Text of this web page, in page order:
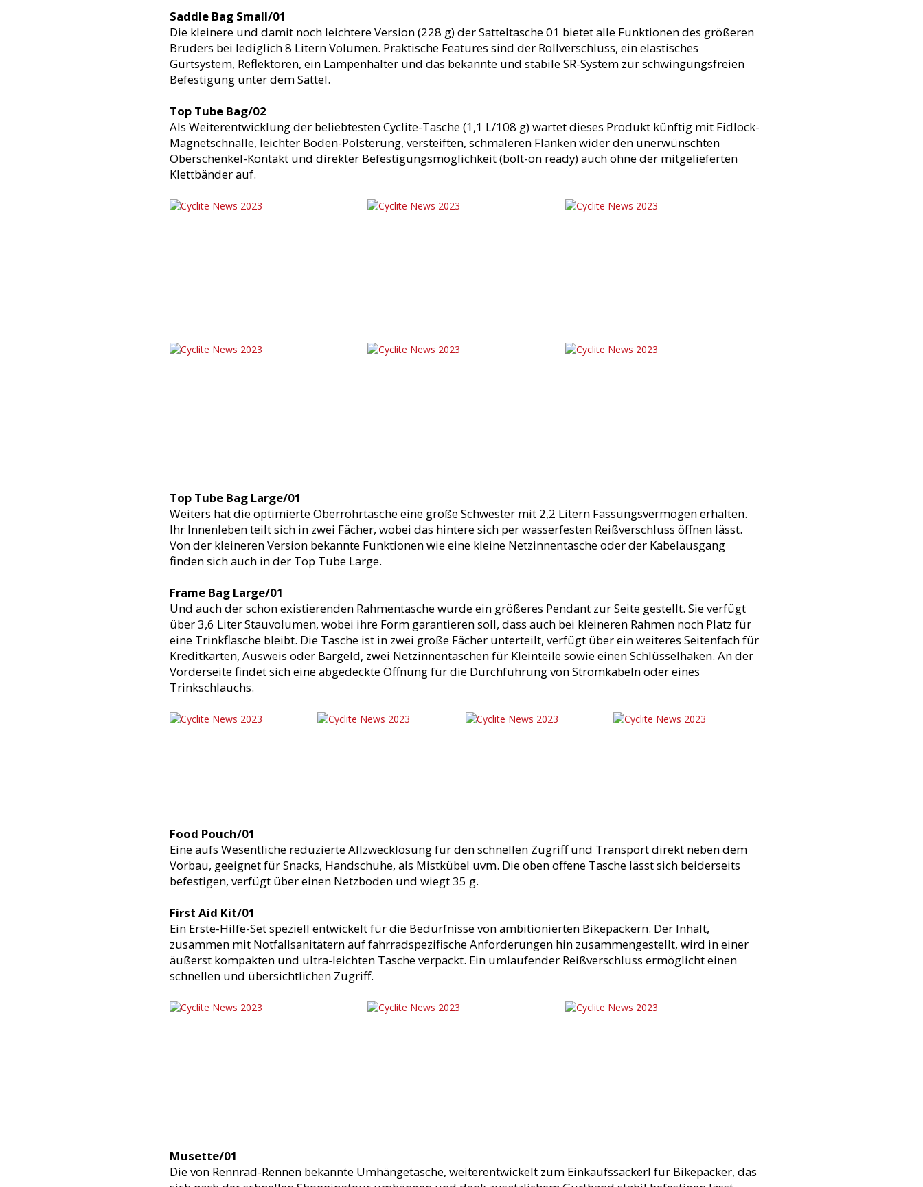
Saddle Bag Small/01
Die kleinere und damit noch leichtere Version (228 g) der Satteltasche 01 bietet alle Funktionen des größeren
Bruders bei lediglich 8 Litern Volumen. Praktische Features sind der Rollverschluss, ein elastisches
Gurtsystem, Reflektoren, ein Lampenhalter und das bekannte und stabile SR-System zur schwingungsfreien
Befestigung unter dem Sattel.
Top Tube Bag/02
Als Weiterentwicklung der beliebtesten Cyclite-Tasche (1,1 L/108 g) wartet dieses Produkt künftig mit Fidlock-
Magnetschnalle, leichter Boden-Polsterung, versteiften, schmäleren Flanken wider den unerwünschten
Oberschenkel-Kontakt und direkter Befestigungsmöglichkeit (bolt-on ready) auch ohne der mitgelieferten
Klettbänder auf.
Top Tube Bag Large/01
Weiters hat die optimierte Oberrohrtasche eine große Schwester mit 2,2 Litern Fassungsvermögen erhalten.
Ihr Innenleben teilt sich in zwei Fächer, wobei das hintere sich per wasserfesten Reißverschluss öffnen lässt.
Von der kleineren Version bekannte Funktionen wie eine kleine Netzinnentasche oder der Kabelausgang
finden sich auch in der Top Tube Large.
Frame Bag Large/01
Und auch der schon existierenden Rahmentasche wurde ein größeres Pendant zur Seite gestellt. Sie verfügt
über 3,6 Liter Stauvolumen, wobei ihre Form garantieren soll, dass auch bei kleineren Rahmen noch Platz für
eine Trinkflasche bleibt. Die Tasche ist in zwei große Fächer unterteilt, verfügt über ein weiteres Seitenfach für
Kreditkarten, Ausweis oder Bargeld, zwei Netzinnentaschen für Kleinteile sowie einen Schlüsselhaken. An der
Vorderseite findet sich eine abgedeckte Öffnung für die Durchführung von Stromkabeln oder eines
Trinkschlauchs.
Food Pouch/01
Eine aufs Wesentliche reduzierte Allzwecklösung für den schnellen Zugriff und Transport direkt neben dem
Vorbau, geeignet für Snacks, Handschuhe, als Mistkübel uvm. Die oben offene Tasche lässt sich beiderseits
befestigen, verfügt über einen Netzboden und wiegt 35 g.
First Aid Kit/01
Ein Erste-Hilfe-Set speziell entwickelt für die Bedürfnisse von ambitionierten Bikepackern. Der Inhalt,
zusammen mit Notfallsanitätern auf fahrradspezifische Anforderungen hin zusammengestellt, wird in einer
äußerst kompakten und ultra-leichten Tasche verpackt. Ein umlaufender Reißverschluss ermöglicht einen
schnellen und übersichtlichen Zugriff.
Musette/01
Die von Rennrad-Rennen bekannte Umhängetasche, weiterentwickelt zum Einkaufssackerl für Bikepacker, das